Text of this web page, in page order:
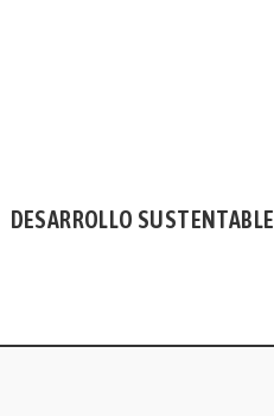
DESARROLLO SUSTENTABLE